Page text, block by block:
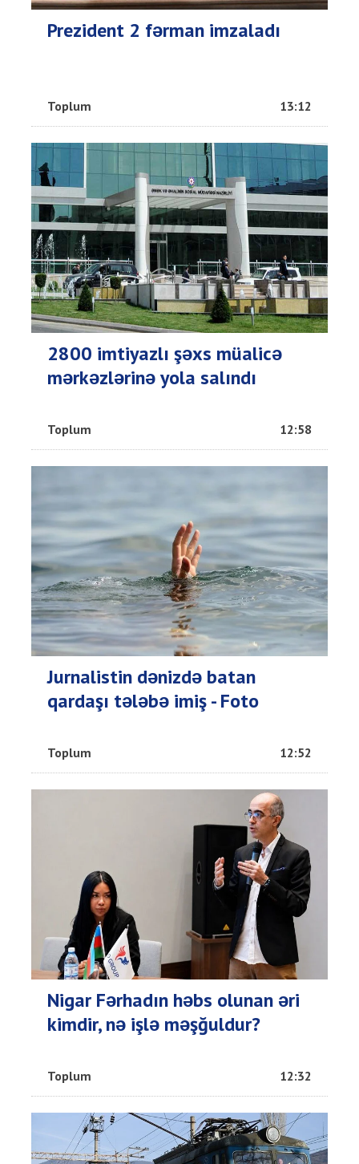
Prezident 2 fərman imzaladı
Toplum 13:12
2800 imtiyazlı şəxs müalicə
mərkəzlərinə yola salındı
Toplum 12:58
Jurnalistin dənizdə batan
qardaşı tələbə imiş - Foto
Toplum 12:52
Nigar Fərhadın həbs olunan əri
kimdir, nə işlə məşğuldur?
Toplum 12:32